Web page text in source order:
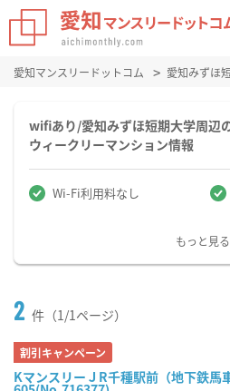
愛知マンスリードットコム 愛知みずほ
wifiあり/愛知みずほ短期大学周辺
ウィークリーマンション情報
Wi-Fi利用料なし
もっと見る
2 件（1/1ページ）
割引キャンペーン
KマンスリーＪR千種駅前（地下鉄馬